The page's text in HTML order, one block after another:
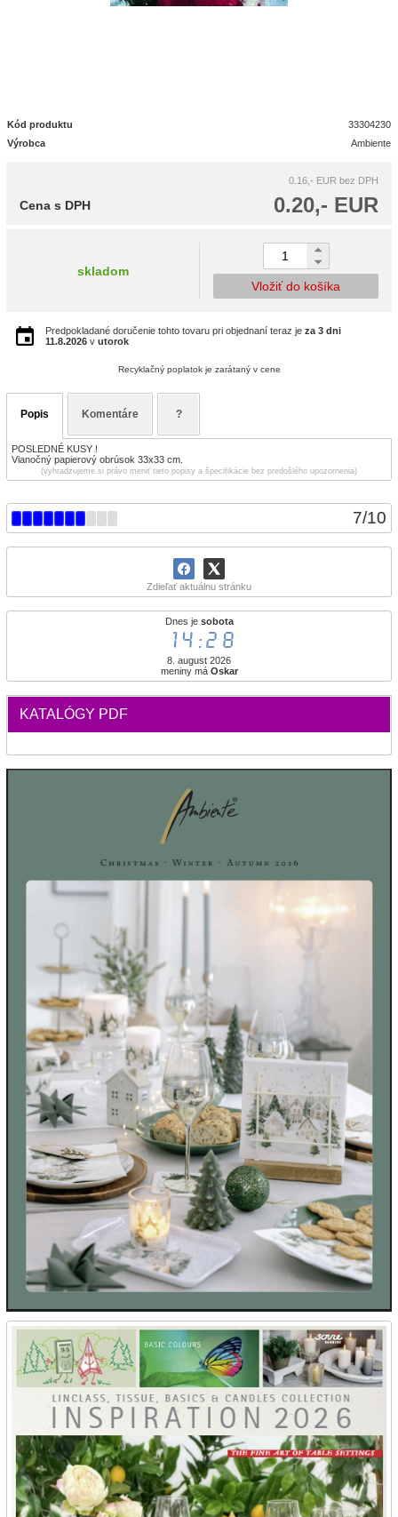
7/10
Zdieľať aktuálnu stránku
Dnes je sobota
14:28
8. august 2026
meniny má Oskar
KATALÓGY PDF
Kód produktu
33304230
Výrobca
Ambiente
0.16,- EUR bez DPH
0.20,- EUR
Cena s DPH
skladom
Vložiť do košíka
Predpokladané doručenie tohto tovaru pri objednaní teraz je za 3 dni
11.8.2026 v utorok
Recyklačný poplatok je zarátaný v cene
Popis Komentáre ?
POSLEDNÉ KUSY !
Vianočný papierový obrúsok 33x33 cm.
(vyhradzujeme si právo meniť tieto popisy a špecifikácie bez predošlého upozornenia)